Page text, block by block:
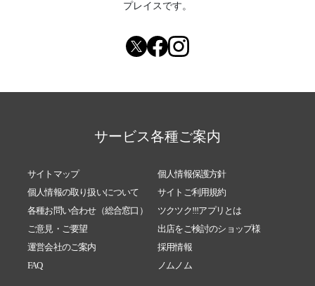
プレイスです。
サービス各種ご案内
サイトマップ
個人情報保護方針
個人情報の取り扱いについて
サイトご利用規約
各種お問い合わせ（総合窓口）
ツクツク!!!アプリとは
ご意見・ご要望
出店をご検討のショップ様
運営会社のご案内
採用情報
FAQ
ノムノム